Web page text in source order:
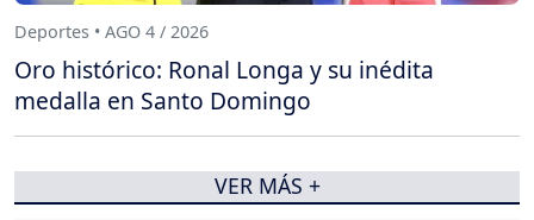
Deportes • AGO 4 / 2026
Oro histórico: Ronal Longa y su inédita
medalla en Santo Domingo
VER MÁS +